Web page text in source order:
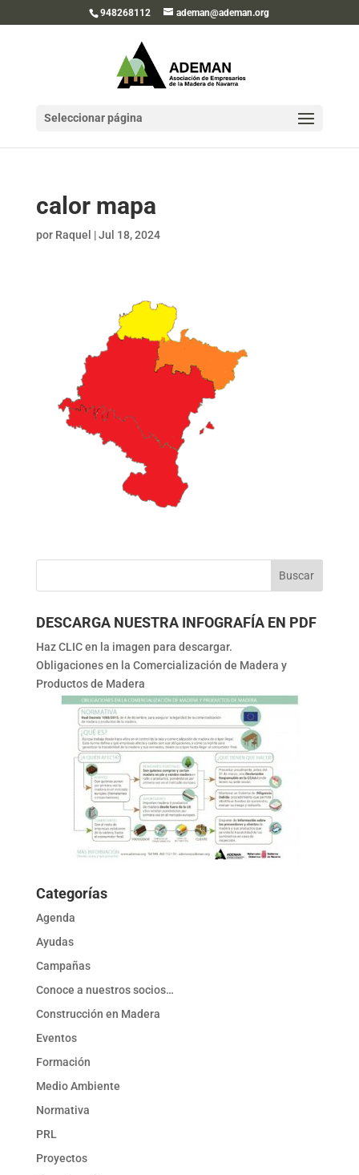
948268112 ademan@ademan.org
Seleccionar página
calor mapa
por Raquel |Jul 18, 2024
DESCARGA NUESTRA INFOGRAFÍA EN PDF
Haz CLIC en la imagen para descargar.
Obligaciones en la Comercialización de Madera y
Productos de Madera
Categorías
Agenda
Ayudas
Campañas
Conoce a nuestros socios…
Construcción en Madera
Eventos
Formación
Medio Ambiente
Normativa
PRL
Proyectos